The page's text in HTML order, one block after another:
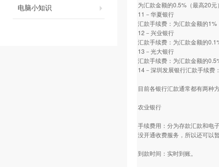
电脑小知识
为汇款金额的0.5%（最高20元
11－华夏银行
汇款手续费：为汇款金额的
12－兴业银行
汇款手续费：为汇款金额的
13－光大银行
汇款手续费：为汇款金额的
14－深圳发展银行汇款手续费
目前各银行汇款通常都有两种
农业银行
手续费用：分为存款汇款和电
没开通收费服务，所以还可以
到款时间：实时到账。